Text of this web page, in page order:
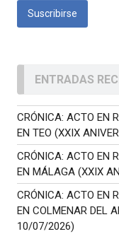
ENTRADAS
CRÓNICA: ACTO EN
EN TEO (XXIX
CRÓNICA: ACTO EN
EN MÁLAGA (XXIX
CRÓNICA: ACTO EN
EN COLMENAR DEL
10/07/2026)